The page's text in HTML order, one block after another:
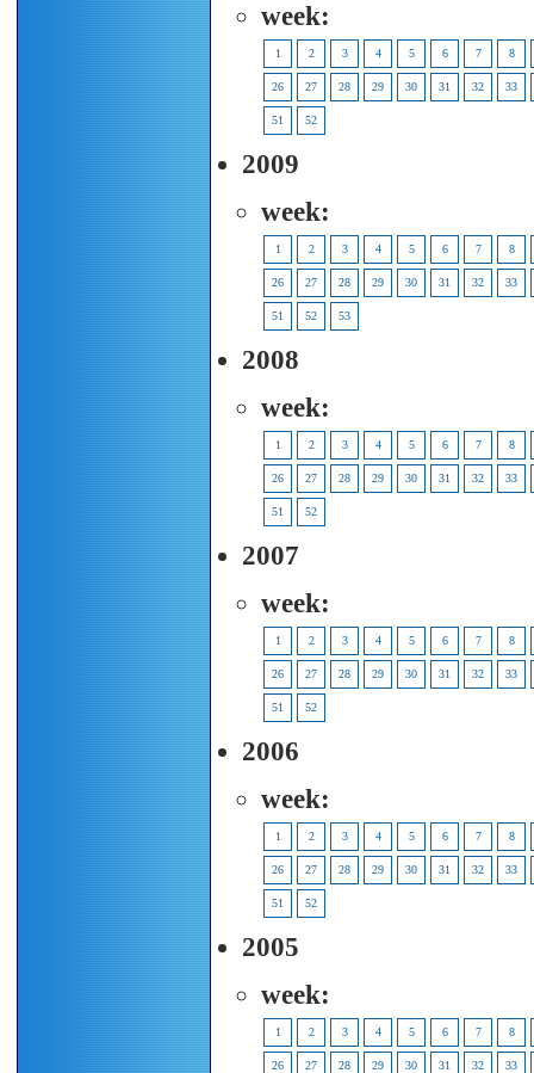
week:
1 2 3 4 5 6 7 8
26 27 28 29 30 31 32 33
51 52
2009
week:
1 2 3 4 5 6 7 8
26 27 28 29 30 31 32 33
51 52 53
2008
week:
1 2 3 4 5 6 7 8
26 27 28 29 30 31 32 33
51 52
2007
week:
1 2 3 4 5 6 7 8
26 27 28 29 30 31 32 33
51 52
2006
week:
1 2 3 4 5 6 7 8
26 27 28 29 30 31 32 33
51 52
2005
week:
1 2 3 4 5 6 7 8
26 27 28 29 30 31 32 33